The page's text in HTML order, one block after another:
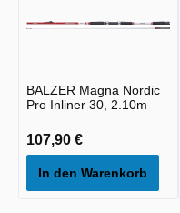
BALZER Magna Nordic
Pro Inliner 30, 2.10m
107,90 €
In den Warenkorb